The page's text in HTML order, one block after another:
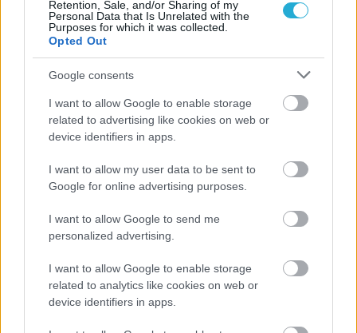
Retention, Sale, and/or Sharing of my
Personal Data that Is Unrelated with the
Purposes for which it was collected.
Opted Out
Google consents
I want to allow Google to enable storage
related to advertising like cookies on web or
device identifiers in apps.
I want to allow my user data to be sent to
Google for online advertising purposes.
I want to allow Google to send me
personalized advertising.
I want to allow Google to enable storage
related to analytics like cookies on web or
device identifiers in apps.
BEACH VOLLEY 17/07/2015
Με φόρα από τη Δραπετσώνα
Ιστορικές στιγμές ζούνε στο 2ο Masters τουρνουά του
Πανελληνίου πρωταθλήματος Beach Volley 2015 στη Χώρα
Σκοπέλου οι πρωταθλητές Αλέξης Μεσσάλας και Νίκος
Δραπετσώνα και άμμο, προκρίθηκαν στα προημιτελικά
τουρνουά Masters για πρώτη φορά στην καριέρα τους.